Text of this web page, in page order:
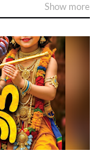
Show more